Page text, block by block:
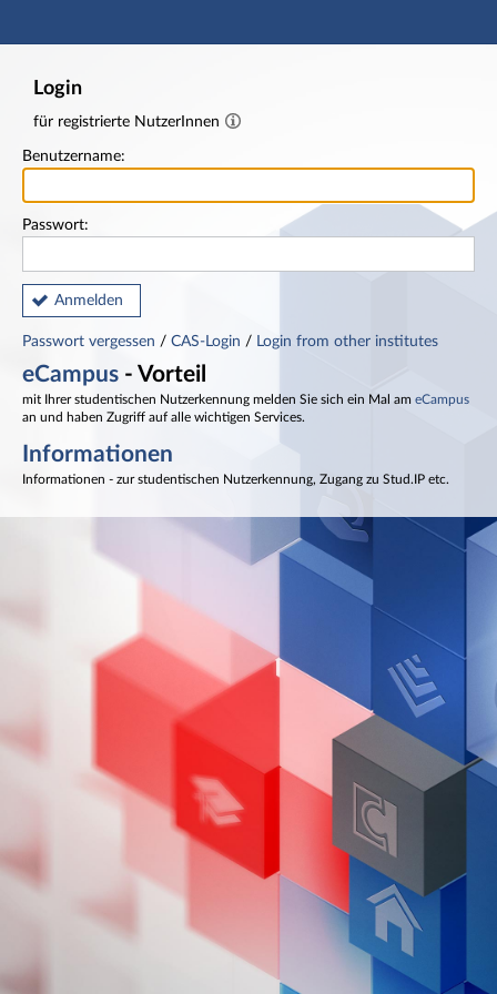
Hauptnavigation
Login
für registrierte NutzerInnen
Benutzername:
Passwort:
Anmelden
Passwort vergessen / CAS-Login / Login from other institutes
eCampus - Vorteil
mit Ihrer studentischen Nutzerkennung melden Sie sich ein Mal am eCampus
an und haben Zugriff auf alle wichtigen Services.
Informationen
Informationen - zur studentischen Nutzerkennung, Zugang zu Stud.IP etc.